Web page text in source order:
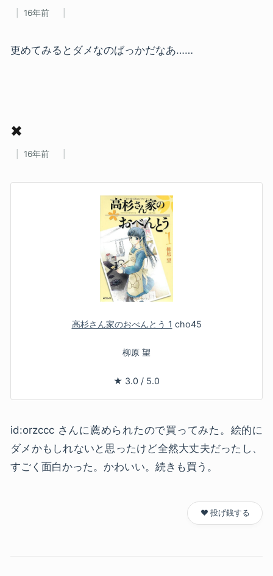
16年前
更めてみるとダメなのばっかだなあ……
✖
16年前
高杉さん家のおべんとう 1 cho45
柳原 望
★ 3.0 / 5.0
id:orzccc さんに薦められたので買ってみた。絵的に
ダメかもしれないと思ったけど全然大丈夫だったし、
すごく面白かった。かわいい。続きも買う。
❤️ 投げ銭する